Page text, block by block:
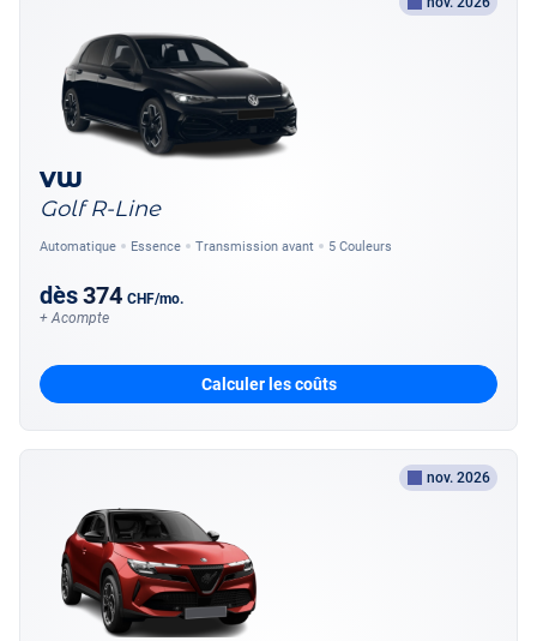
VW
Golf R-Line
Automatique Essence Transmission avant 5 Couleurs
dès374 CHF/mo.
+ Acompte
Calculer les coûts
nov. 2026